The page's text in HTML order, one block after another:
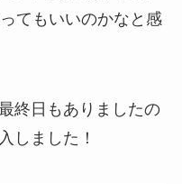
てもいいのかなと感
終日もありましたの
しました！